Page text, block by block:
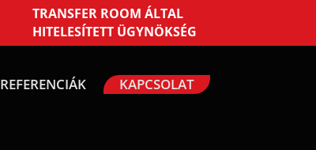
TRANSFER ROOM ÁLTAL
HITELESÍTETT ÜGYNÖKSÉG
REFERENCIÁK KAPCSOLAT